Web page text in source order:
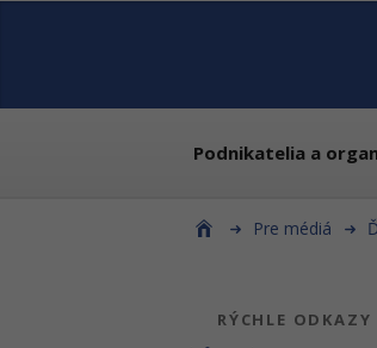
Podnikatelia a
Pre médiá
RÝCHLE ODKAZY